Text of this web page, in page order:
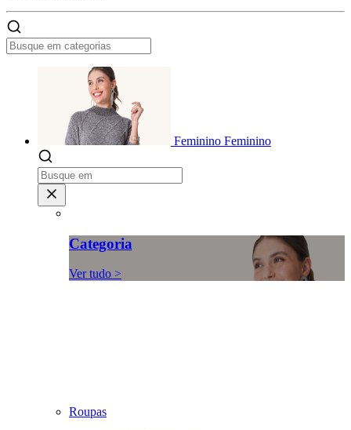
Feminino Feminino
Categoria
Ver tudo >
Roupas